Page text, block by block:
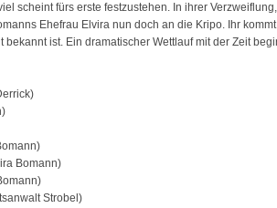
scheint fürs erste festzustehen. In ihrer
Ehefrau Elvira nun doch an die Kripo. Ihr
bekannt ist. Ein dramatischer Wettlauf mit der Zeit
Bomann)
Strobel)